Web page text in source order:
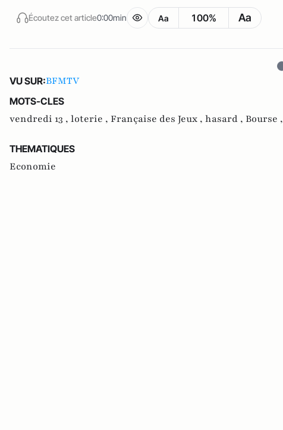
Écoutez cet article0:00min Aa 100% Aa
VU SUR:BFMTV
MOTS-CLES
vendredi 13 , loterie , Française des Jeux , hasard , Bourse ,
THEMATIQUES
Economie